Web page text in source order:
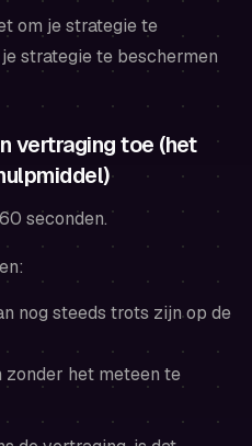
om je strategie te
strategie te beschermen
vertraging toe (het
seconden.
nog steeds trots zijn op de
het meteen te